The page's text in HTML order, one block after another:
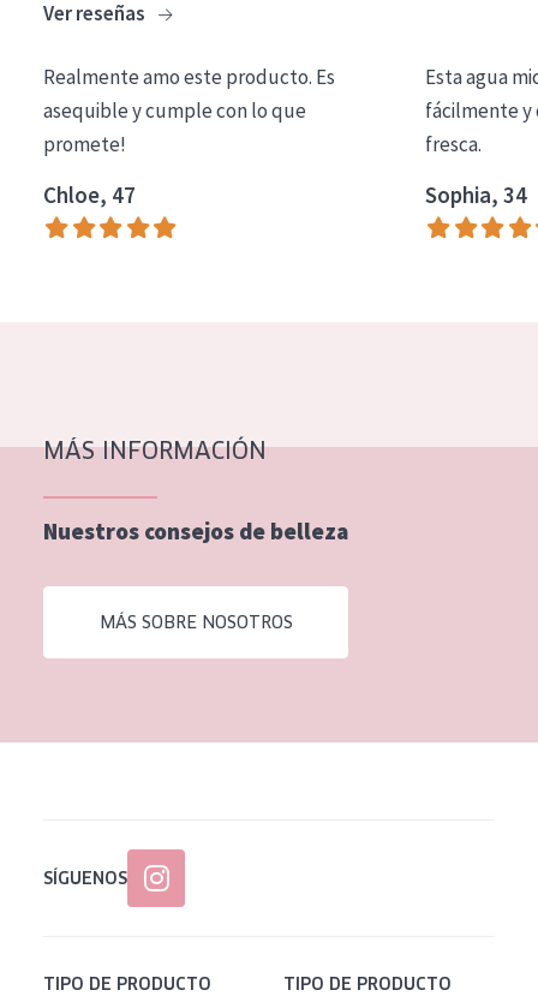
COLECCIÓN
Essentials
Lift+
Expert
TIPO DE PIEL
Piel expuesta al sol
Piel menopáusica
Todas las edades
Edad: de 35 a 55
Ver reseñas
Realmente amo este producto. Es
asequible y cumple con lo que
promete!
Chloe, 47
Esta agua
fácilmente y
fresca.
Sophia, 34
MÁS INFORMACIÓN
Nuestros consejos de belleza
MÁS SOBRE NOSOTROS
SÍGUENOS
TIPO DE PRODUCTO TIPO DE PRODUCTO